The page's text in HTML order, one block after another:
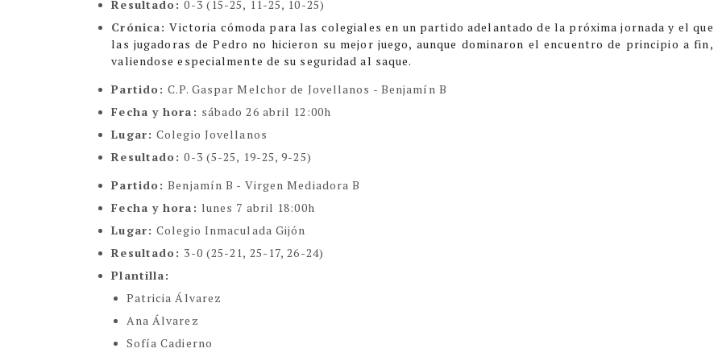
Resultado:0-3 (15-25, 11-25, 10-25)
Crónica:Victoria cómoda para las colegiales en un partido adelantado de la próxima jornada y el que
las jugadoras de Pedro no hicieron su mejor juego, aunque dominaron el encuentro de principio a fin,
valiendose especialmente de su seguridad al saque.
Partido:C.P. Gaspar Melchor de Jovellanos - Benjamín B
Fecha y hora: sábado 26 abril 12:00h
Lugar:Colegio Jovellanos
Resultado:0-3 (5-25, 19-25, 9-25)
Partido:Benjamín B - Virgen Mediadora B
Fecha y hora: lunes 7 abril 18:00h
Lugar:Colegio Inmaculada Gijón
Resultado: 3-0 (25-21, 25-17, 26-24)
Plantilla:
Patricia Álvarez
Ana Álvarez
Sofía Cadierno